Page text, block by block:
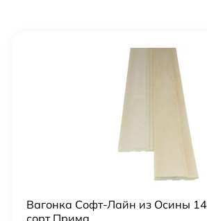
Вагонка Софт-Лайн из Осины
сорт Прима